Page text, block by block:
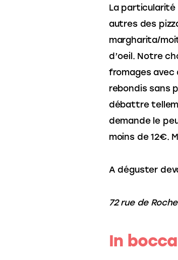
La particularité
autres des
margharita/
d’oeil. Notre
fromages
rebondis sans
débattre
demande le
moins de 12€.
A déguster
72 rue de
In